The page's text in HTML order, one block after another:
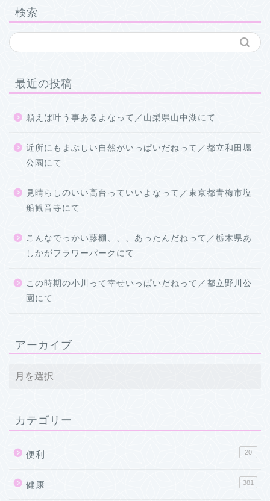
検索
最近の投稿
願えば叶う事あるよなって／山梨県山中湖にて
近所にもまぶしい自然がいっぱいだねって／都立和田堀
公園にて
見晴らしのいい高台っていいよなって／東京都青梅市塩
船観音寺にて
こんなでっかい藤棚、、、あったんだねって／栃木県あ
しかがフラワーパークにて
この時期の小川って幸せいっぱいだねって／都立野川公
園にて
アーカイブ
カテゴリー
便利 20
健康 381